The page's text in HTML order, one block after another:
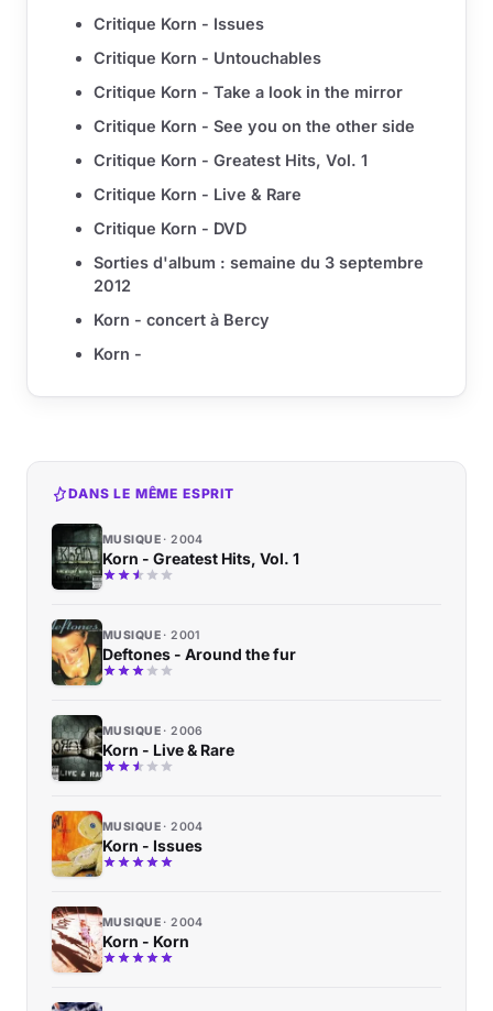
Critique Korn - Issues
Critique Korn - Untouchables
Critique Korn - Take a look in the mirror
Critique Korn - See you on the other side
Critique Korn - Greatest Hits, Vol. 1
Critique Korn - Live & Rare
Critique Korn - DVD
Sorties d'album : semaine du 3 septembre
2012
Korn - concert à Bercy
Korn -
DANS LE MÊME ESPRIT
MUSIQUE 2004
Korn - Greatest Hits, Vol. 1
MUSIQUE 2001
Deftones - Around the fur
MUSIQUE 2006
Korn - Live & Rare
MUSIQUE 2004
Korn - Issues
MUSIQUE 2004
Korn - Korn